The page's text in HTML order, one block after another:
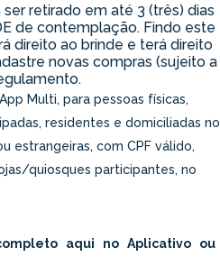
retirado em até 3 (três) dias
de contemplação. Findo este
direito ao brinde e terá direito
novas compras (sujeito a
Multi, para pessoas físicas,
residentes e domiciliadas no
estrangeiras, com CPF válido,
quiosques participantes, no
aqui no Aplicativo ou